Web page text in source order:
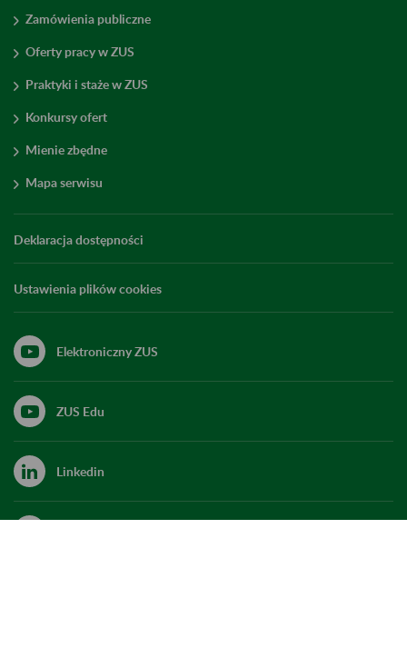
Zamówienia publiczne
Oferty pracy w ZUS
Praktyki i staże w ZUS
Konkursy ofert
Mienie zbędne
Mapa serwisu
Deklaracja dostępności
Ustawienia plików cookies
Elektroniczny ZUS
ZUS Edu
Linkedin